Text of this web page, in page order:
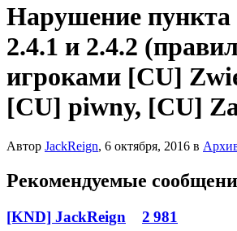
Нарушение пункта
2.4.1 и 2.4.2
игроками [CU]
[CU] piwny, [CU]
Автор JackReign, 6 октября, 2016 в
Рекомендуемые
[KND] JackReign 2 981